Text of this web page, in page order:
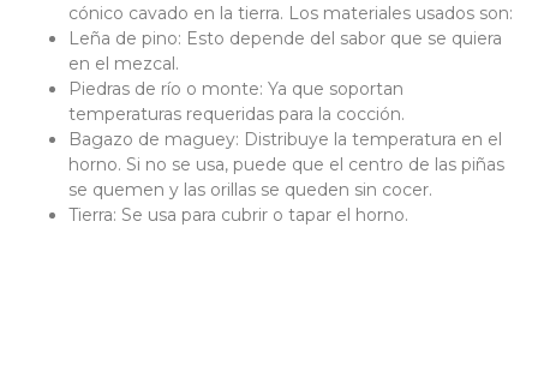
cónico cavado en la tierra. Los materiales usados son:
Leña de pino: Esto depende del sabor que se quiera
en el mezcal.
Piedras de río o monte: Ya que soportan
temperaturas requeridas para la cocción.
Bagazo de maguey: Distribuye la temperatura en el
horno. Si no se usa, puede que el centro de las piñas
se quemen y las orillas se queden sin cocer.
Tierra: Se usa para cubrir o tapar el horno.